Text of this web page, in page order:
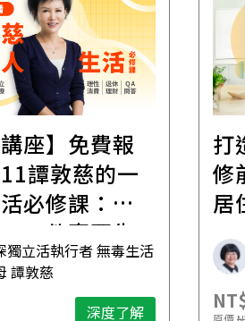
講座】免費報
譚敦慈的一
必修課：一
五件事要先
獨立活執行者 無毒生活
譚敦慈
深度了解
打
修
居